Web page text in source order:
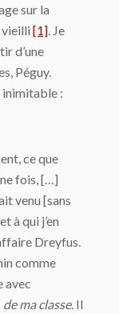
sur la
vieilli [1]. Je
d’une
Péguy.
inimitable :
ce que
fois, […]
venu [sans
à qui j’en
Dreyfus.
comme
avec
de ma classe. Il